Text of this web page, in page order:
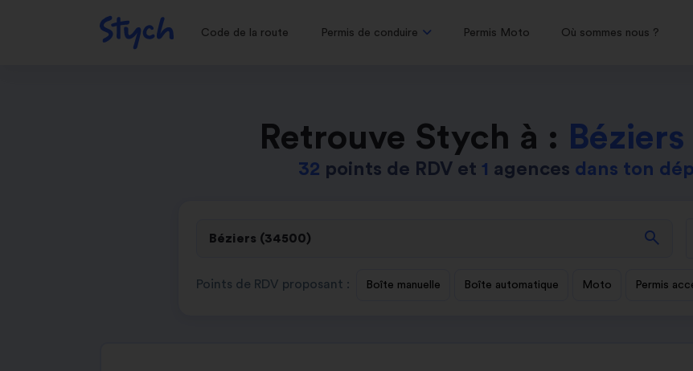
Code de la route Permis de conduire Permis Moto Où sommes nous ?
Retrouve Stych à :
32 points de RDV et 1 agences dans ton
search
Points de RDV proposant : Boîte manuelle Boîte automatique Moto Permis